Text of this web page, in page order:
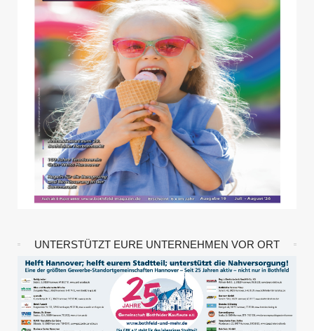
UNTERSTÜTZT EURE UNTERNEHMEN VOR ORT